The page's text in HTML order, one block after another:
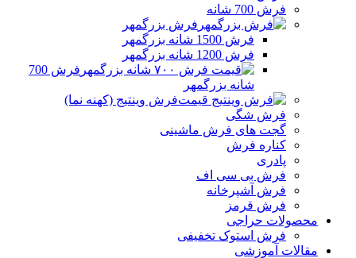
فرش 700 شانه
فرش بزرگمهر
فرش 1500 شانه بزرگمهر
فرش 1200 شانه بزرگمهر
فرش 700
شانه بزرگمهر
فرش وینتیج (کهنه نما)
فرش شگی
گجت های فرش ماشینی
کناره فرش
پادری
فرش بی سی اف
فرش آشپرخانه
فرش قرمز
محصولات حراجی
فرش استوک تخفیفی
مقالات آموزشی